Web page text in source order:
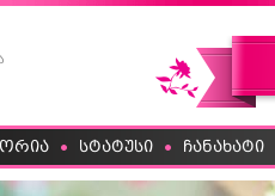
სტატუსი ჩანახატი